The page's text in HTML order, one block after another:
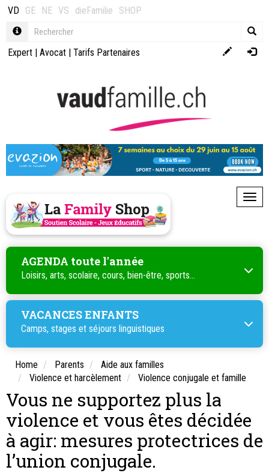
VD GE NE VS dieFamilie SHOP
Expert | Avocat | Tarifs Partenaires
AGENDA toute l'année
Loisirs, arts, scolaire, cours, bien-être, sports...
VACANCES ENFANTS
Camps, stages et séjours linguistiques
Home Parents
Aide aux familles
Violence et harcèlement
Violence conjugale et famille
Vous ne supportez plus la
violence et vous êtes décidée
à agir: mesures protectrices de
l’union conjugale.